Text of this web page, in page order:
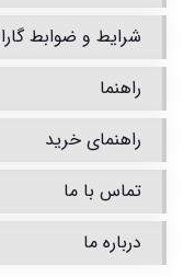
شرایط و ضوابط
راهنما
راهنمای خرید
تماس با ما
درباره ما